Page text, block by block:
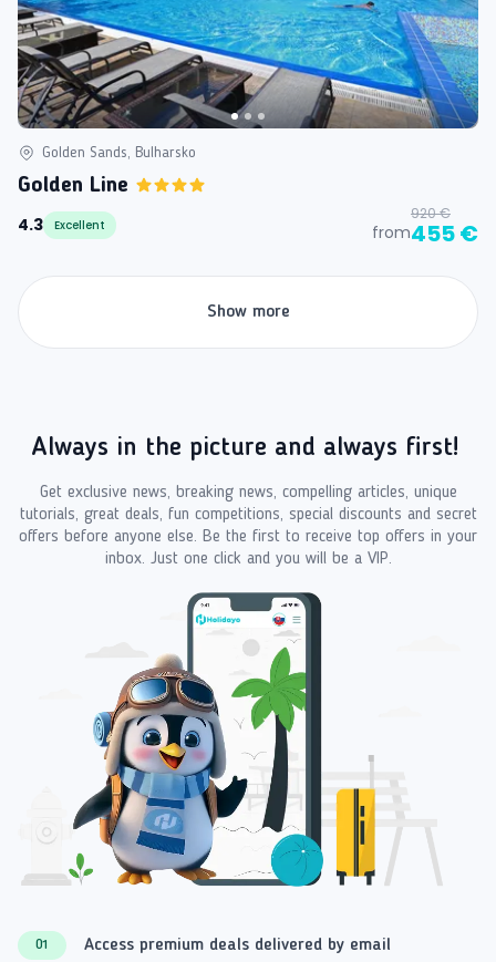
Golden Sands, Bulharsko
Golden Line
4.3
Excellent from
920 €
455 €
Show more
Always in the picture and always first!
Get exclusive news, breaking news, compelling articles, unique
tutorials, great deals, fun competitions, special discounts and secret
offers before anyone else. Be the first to receive top offers in your
inbox. Just one click and you will be a VIP.
01 Access premium deals delivered by email